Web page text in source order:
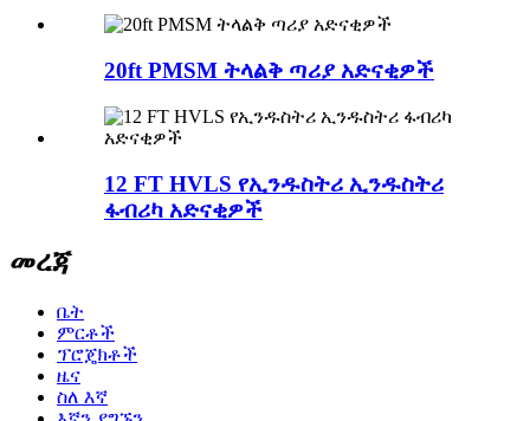
20ft PMSM ትላልቅ ጣሪያ አድናቂዎች
12 FT HVLS የኢንዱስትሪ ኢንዱስትሪ
ፋብሪካ አድናቂዎች
መረጃ
ቤት
ምርቶች
ፕሮጄክቶች
ዜና
ስለ እኛ